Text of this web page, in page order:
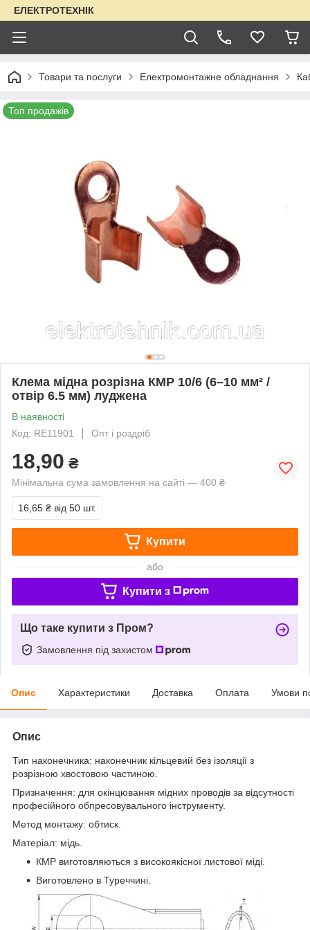
ЕЛЕКТРОТЕХНІК
Товари та послуги Електромонтажне обладнання
Топ продажів
Клема мідна розрізна КМР 10/6 (6–10 мм² /
отвір 6.5 мм) луджена
В наявності
Код: RE11901
Опт і роздріб
18,90 ₴
Мінімальна сума замовлення на сайті — 400 ₴
16,65 ₴ від 50 шт.
Купити
або
Купити з
Що таке купити з Пром?
Замовлення під захистом
Опис Характеристики Доставка Оплата Умови
Опис
Тип наконечника: наконечник кільцевий без ізоляції з
розрізною хвостовою частиною.
Призначення: для окінцювання мідних проводів за відсутності
професійного обпресовувального інструменту.
Метод монтажу: обтиск.
Матеріал: мідь.
КМР виготовляються з високоякісної листової міді.
Виготовлено в Туреччині.